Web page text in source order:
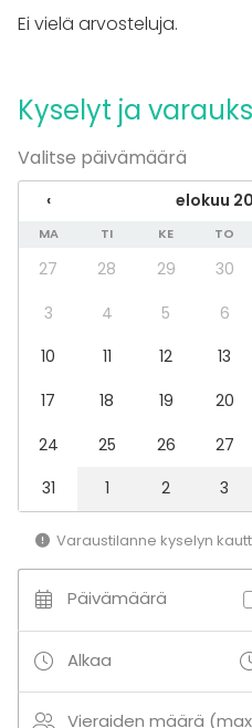
Juhlat
Kokous
Messut
Esitys / näytös
Virkistystilaisuus
Mökkireissu / retriitti
Elämys / aktiviteetti
Pikkujoulut
Tilatyypit
Juhlasali
Kahvila
Lisätietoa palveluista ja
- Hissi
- Inva-WC
Ei vielä arvosteluja.
Kyselyt ja
Valitse päivämäärä
‹ elokuu
MA TI KE TO
27 28 29 30
3
4 5 6
10
11 12 13
17
18 19 20
24
25 26 27
31
1 2 3
Varaustilanne kyselyn
Päivämäärä
Alkaa
Vieraiden määrä